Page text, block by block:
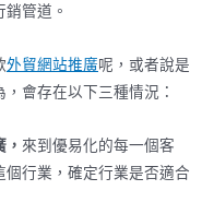
管道。
外貿網站推廣呢，或者說是
會存在以下三種情況：
， 來到優易化的每一個客
行業，確定行業是否適合